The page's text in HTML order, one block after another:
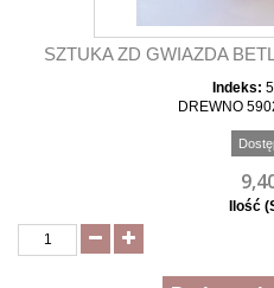
SZTUKA ZD GWIAZDA
Indeks:
DREWNO
Ilość